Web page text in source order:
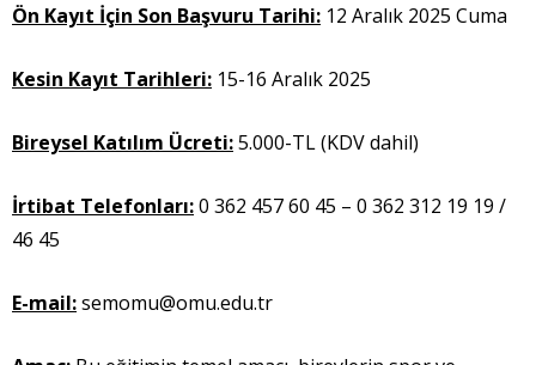
Ön Kayıt İçin Son Başvuru Tarihi: 12 Aralık 2025 Cuma
Kesin Kayıt Tarihleri: 15-16 Aralık 2025
Bireysel Katılım Ücreti:5.000-TL (KDV dahil)
İrtibat Telefonları:0 362 457 60 45 – 0 362 312 19 19 /
46 45
E-mail:semomu@omu.edu.tr